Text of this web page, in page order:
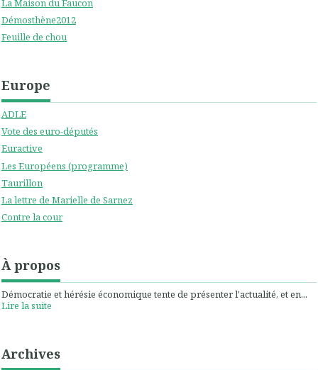
La Maison du Faucon
Démosthène2012
Feuille de chou
Europe
ADLE
Vote des euro-députés
Euractive
Les Européens (programme)
Taurillon
La lettre de Marielle de Sarnez
Contre la cour
À propos
Démocratie et hérésie économique tente de présenter l'actualité, et en...
Lire la suite
Archives